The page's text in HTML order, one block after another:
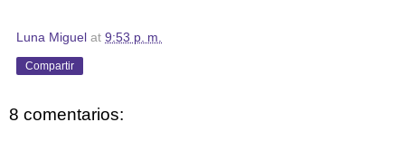
Luna Miguel at 9:53 p. m.
Compartir
8 comentarios: